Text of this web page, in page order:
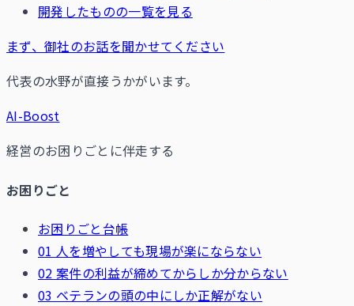
開発したものの一覧を見る
まず、御社のお話を聞かせてください
代表の水野が直接うかがいます。
AI-Boost
経営のお困りごとに伴走する
お困りごと
お困りごと台帳
01 人を増やしても現場が楽にならない
02 案件の利益が締めてからしか分からない
03 ベテランの頭の中にしか正解がない